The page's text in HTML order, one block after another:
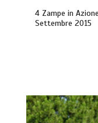
4 Zampe in
Settembre 2015